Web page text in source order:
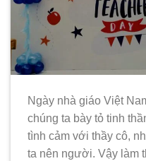
Ngày nhà giáo Việt
chúng ta bày tỏ tinh
tình cảm với thầy cô,
ta nên người. Vậy làm